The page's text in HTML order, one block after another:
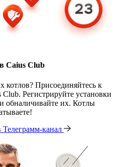
Caius Club
котлов? Присоединяйтесь к
Регистрируйте установки
обналичивайте их. Котлы
канал